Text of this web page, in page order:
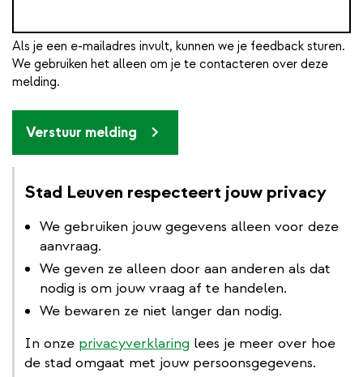
Als je een e-mailadres invult, kunnen we je feedback sturen.
We gebruiken het alleen om je te contacteren over deze
melding.
Verstuur melding
Stad Leuven respecteert jouw privacy
We gebruiken jouw gegevens alleen voor deze
aanvraag.
We geven ze alleen door aan anderen als dat
nodig is om jouw vraag af te handelen.
We bewaren ze niet langer dan nodig.
In onze privacyverklaring lees je meer over hoe
de stad omgaat met jouw persoonsgegevens.